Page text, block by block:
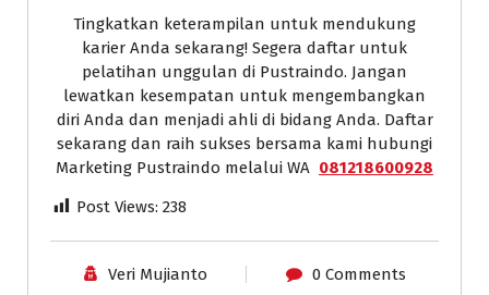
Tingkatkan keterampilan untuk mendukung
karier Anda sekarang! Segera daftar untuk
pelatihan unggulan di Pustraindo. Jangan
lewatkan kesempatan untuk mengembangkan
diri Anda dan menjadi ahli di bidang Anda. Daftar
sekarang dan raih sukses bersama kami hubungi
Marketing Pustraindo melalui WA 081218600928
Post Views: 238
Veri Mujianto 0 Comments